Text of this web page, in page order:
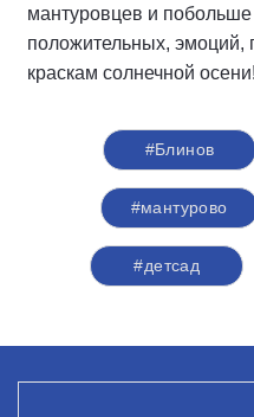
мантуровцев и
положительных,
краскам солнечной осени!
#Блинов
#мантурово
#детсад